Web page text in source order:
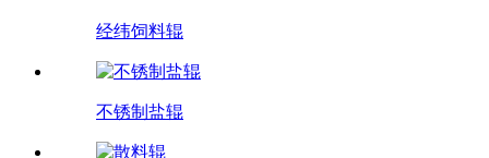
经纬饲料辊
不锈制盐辊